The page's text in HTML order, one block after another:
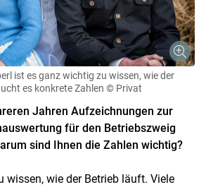
ist es ganz wichtig zu wissen, wie der
es konkrete Zahlen © Privat
Jahren Aufzeichnungen zur
für den Betriebszweig
sind Ihnen die Zahlen wichtig?
wissen, wie der Betrieb läuft. Viele